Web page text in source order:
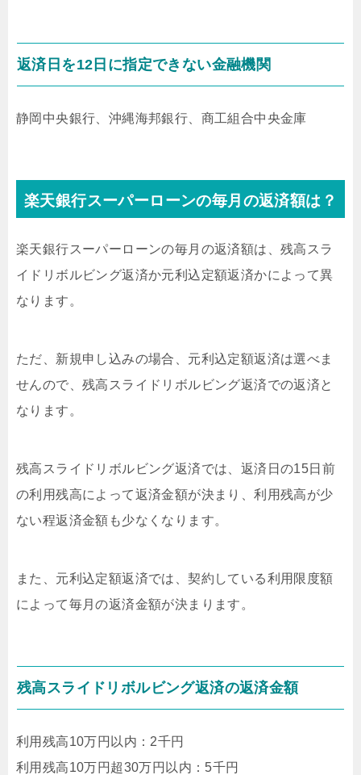
返済日を12日に指定できない金融機関
静岡中央銀行、沖縄海邦銀行、商工組合中央金庫
楽天銀行スーパーローンの毎月の返済額は？
楽天銀行スーパーローンの毎月の返済額は、残高スラ
イドリボルビング返済か元利込定額返済かによって異
なります。
ただ、新規申し込みの場合、元利込定額返済は選べま
せんので、残高スライドリボルビング返済での返済と
なります。
残高スライドリボルビング返済では、返済日の15日前
の利用残高によって返済金額が決まり、利用残高が少
ない程返済金額も少なくなります。
また、元利込定額返済では、契約している利用限度額
によって毎月の返済金額が決まります。
残高スライドリボルビング返済の返済金額
利用残高10万円以内：2千円
利用残高10万円超30万円以内：5千円